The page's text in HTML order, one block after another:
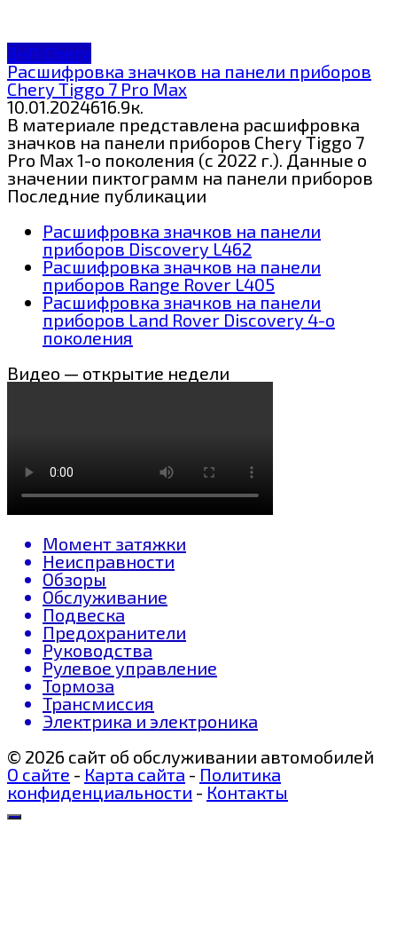
ЗнП Chery
Расшифровка значков на панели приборов
Chery Tiggo 7 Pro Max
10.01.2024616.9к.
В материале представлена расшифровка
значков на панели приборов Chery Tiggo 7
Pro Max 1-о поколения (с 2022 г.). Данные о
значении пиктограмм на панели приборов
Последние публикации
Расшифровка значков на панели
приборов Discovery L462
Расшифровка значков на панели
приборов Range Rover L405
Расшифровка значков на панели
приборов Land Rover Discovery 4-о
поколения
Видео — открытие недели
Момент затяжки
Неисправности
Обзоры
Обслуживание
Подвеска
Предохранители
Руководства
Рулевое управление
Тормоза
Трансмиссия
Электрика и электроника
© 2026 сайт об обслуживании автомобилей
О сайте - Карта сайта - Политика
конфиденциальности - Контакты